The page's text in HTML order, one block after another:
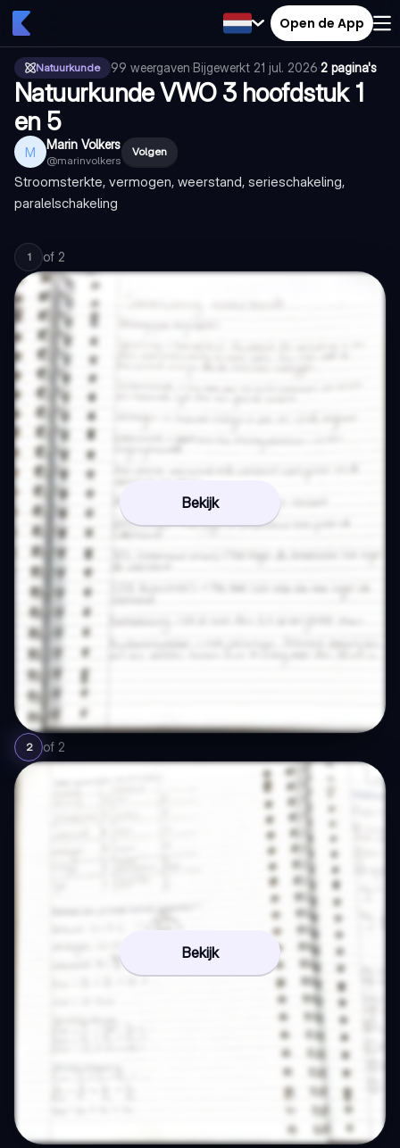
Open de App
Natuurkunde 99 weergaven·Bijgewerkt 21 jul. 2026·2 pagina's
Natuurkunde VWO 3 hoofdstuk 1
en 5
M Marin Volkers
@marinvolkers
Volgen
Stroomsterkte, vermogen, weerstand, serieschakeling,
paralelschakeling
1 of 2
Bekijk
2 of 2
Bekijk